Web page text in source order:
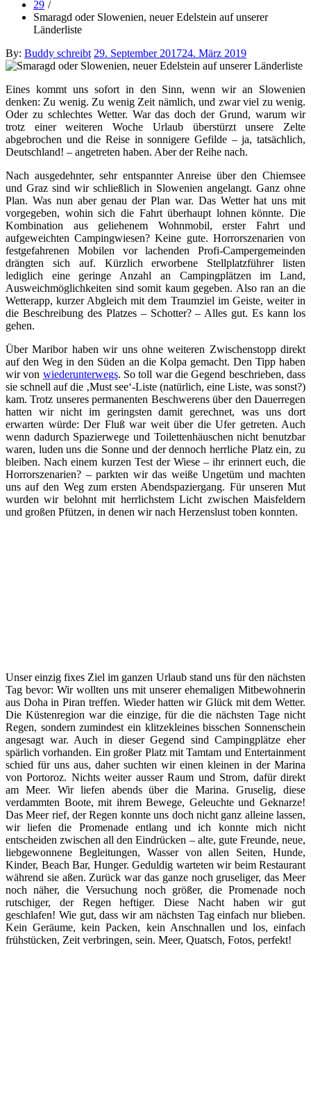
29
Smaragd oder Slowenien, neuer Edelstein auf unserer
Länderliste
By: Buddy schreibtPosted
on
29. September 201724. März 2019
Eines kommt uns sofort in den Sinn, wenn wir an Slowenien
denken: Zu wenig. Zu wenig Zeit nämlich, und zwar viel zu wenig.
Oder zu schlechtes Wetter. War das doch der Grund, warum wir
trotz einer weiteren Woche Urlaub überstürzt unsere Zelte
abgebrochen und die Reise in sonnigere Gefilde – ja, tatsächlich,
Deutschland! – angetreten haben. Aber der Reihe nach.
Nach ausgedehnter, sehr entspannter Anreise über den Chiemsee
und Graz sind wir schließlich in Slowenien angelangt. Ganz ohne
Plan. Was nun aber genau der Plan war. Das Wetter hat uns mit
vorgegeben, wohin sich die Fahrt überhaupt lohnen könnte. Die
Kombination aus geliehenem Wohnmobil, erster Fahrt und
aufgeweichten Campingwiesen? Keine gute. Horrorszenarien von
festgefahrenen Mobilen vor lachenden Profi-Campergemeinden
drängten sich auf. Kürzlich erworbene Stellplatzführer listen
lediglich eine geringe Anzahl an Campingplätzen im Land,
Ausweichmöglichkeiten sind somit kaum gegeben. Also ran an die
Wetterapp, kurzer Abgleich mit dem Traumziel im Geiste, weiter in
die Beschreibung des Platzes – Schotter? – Alles gut. Es kann los
gehen.
Über Maribor haben wir uns ohne weiteren Zwischenstopp direkt
auf den Weg in den Süden an die Kolpa gemacht. Den Tipp haben
wir von wiederunterwegs. So toll war die Gegend beschrieben, dass
sie schnell auf die ‚Must see‘-Liste (natürlich, eine Liste, was sonst?)
kam. Trotz unseres permanenten Beschwerens über den Dauerregen
hatten wir nicht im geringsten damit gerechnet, was uns dort
erwarten würde: Der Fluß war weit über die Ufer getreten. Auch
wenn dadurch Spazierwege und Toilettenhäuschen nicht benutzbar
waren, luden uns die Sonne und der dennoch herrliche Platz ein, zu
bleiben. Nach einem kurzen Test der Wiese – ihr erinnert euch, die
Horrorszenarien? – parkten wir das weiße Ungetüm und machten
uns auf den Weg zum ersten Abendspaziergang. Für unseren Mut
wurden wir belohnt mit herrlichstem Licht zwischen Maisfeldern
und großen Pfützen, in denen wir nach Herzenslust toben konnten.
Unser einzig fixes Ziel im ganzen Urlaub stand uns für den nächsten
Tag bevor: Wir wollten uns mit unserer ehemaligen Mitbewohnerin
aus Doha in Piran treffen. Wieder hatten wir Glück mit dem Wetter.
Die Küstenregion war die einzige, für die die nächsten Tage nicht
Regen, sondern zumindest ein klitzekleines bisschen Sonnenschein
angesagt war. Auch in dieser Gegend sind Campingplätze eher
spärlich vorhanden. Ein großer Platz mit Tamtam und Entertainment
schied für uns aus, daher suchten wir einen kleinen in der Marina
von Portoroz. Nichts weiter ausser Raum und Strom, dafür direkt
am Meer. Wir liefen abends über die Marina. Gruselig, diese
verdammten Boote, mit ihrem Bewege, Geleuchte und Geknarze!
Das Meer rief, der Regen konnte uns doch nicht ganz alleine lassen,
wir liefen die Promenade entlang und ich konnte mich nicht
entscheiden zwischen all den Eindrücken – alte, gute Freunde, neue,
liebgewonnene Begleitungen, Wasser von allen Seiten, Hunde,
Kinder, Beach Bar, Hunger. Geduldig warteten wir beim Restaurant
während sie aßen. Zurück war das ganze noch gruseliger, das Meer
noch näher, die Versuchung noch größer, die Promenade noch
rutschiger, der Regen heftiger. Diese Nacht haben wir gut
geschlafen! Wie gut, dass wir am nächsten Tag einfach nur blieben.
Kein Geräume, kein Packen, kein Anschnallen und los, einfach
frühstücken, Zeit verbringen, sein. Meer, Quatsch, Fotos, perfekt!